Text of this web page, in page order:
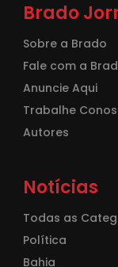
Brado
Sobre a Brado
Fale com a
Anuncie Aqui
Trabalhe
Autores
Notícias
Todas as
Política
Bahia